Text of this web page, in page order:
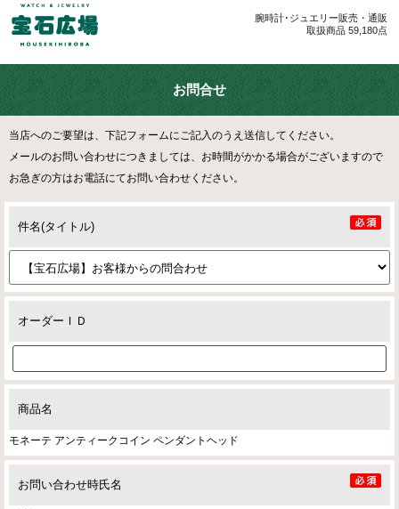
腕時計･ジュエリー販売・通販
取扱商品 59,180点
お問合せ
当店へのご要望は、下記フォームにご記入のうえ送信してください。
メールのお問い合わせにつきましては、お時間がかかる場合がございますので
お急ぎの方はお電話にてお問い合わせください。
件名(タイトル)
オーダーＩＤ
商品名
モネーテ アンティークコイン ペンダントヘッド
お問い合わせ時氏名